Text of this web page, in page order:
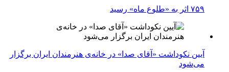
۷۵۹ اثر به «طلوع ماه» رسید
آیین نکوداشت «آقای صدا» در خانه‌ی هنرمندان ایران برگزار
می‌شود